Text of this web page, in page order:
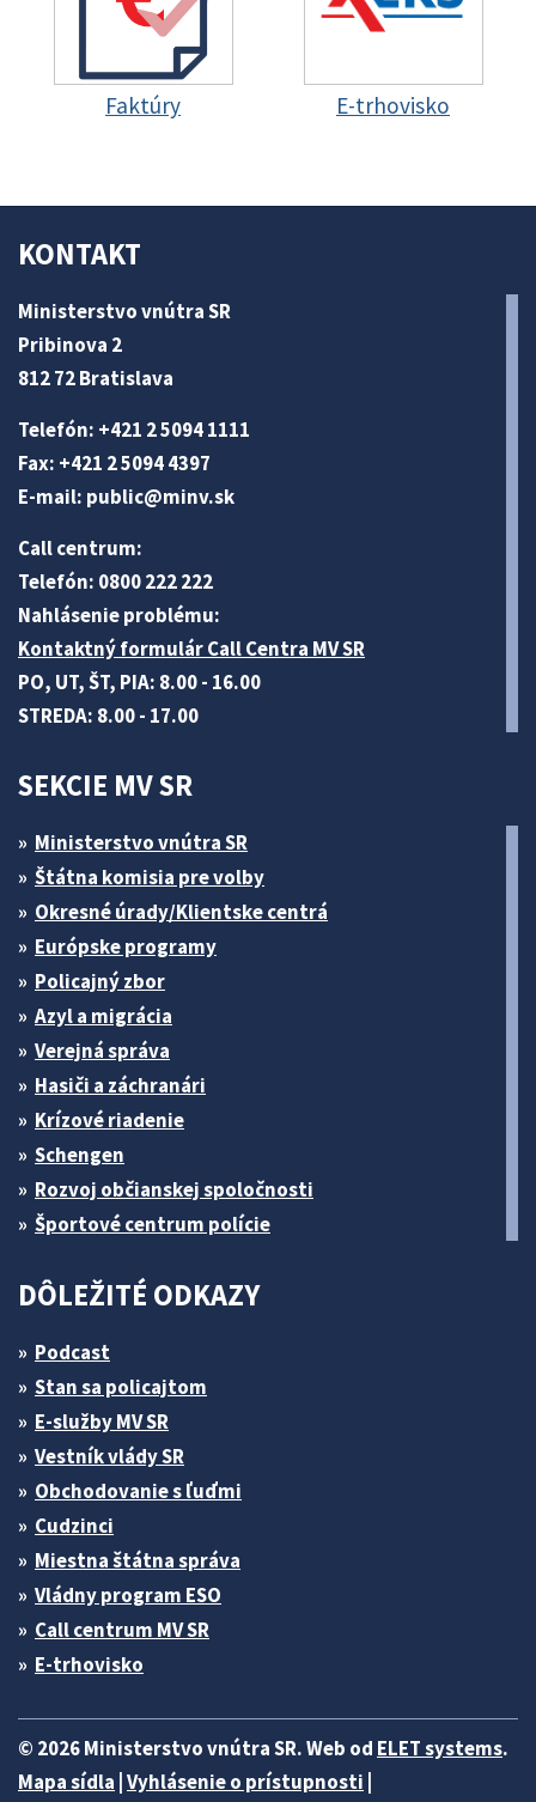
Faktúry E-trhovisko
KONTAKT
Ministerstvo vnútra SR
Pribinova 2
812 72 Bratislava
Telefón: +421 2 5094 1111
Fax: +421 2 5094 4397
E-mail: public@minv.sk
Call centrum:
Telefón: 0800 222 222
Nahlásenie problému:
Kontaktný formulár Call Centra MV SR
PO, UT, ŠT, PIA: 8.00 - 16.00
STREDA: 8.00 - 17.00
SEKCIE MV SR
Ministerstvo vnútra SR
Štátna komisia pre volby
Okresné úrady/Klientske centrá
Európske programy
Policajný zbor
Azyl a migrácia
Verejná správa
Hasiči a záchranári
Krízové riadenie
Schengen
Rozvoj občianskej spoločnosti
Športové centrum polície
DÔLEŽITÉ ODKAZY
Podcast
Stan sa policajtom
E-služby MV SR
Vestník vlády SR
Obchodovanie s ľuďmi
Cudzinci
Miestna štátna správa
Vládny program ESO
Call centrum MV SR
E-trhovisko
© 2026 Ministerstvo vnútra SR. Web od ELET systems.
Mapa sídla Vyhlásenie o prístupnosti